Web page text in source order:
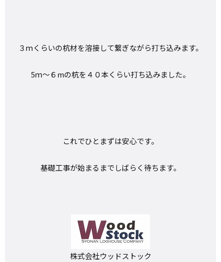
３ｍくらいの杭材を溶接して繋ぎながら打ち込みます。
5ｍ～６mの杭を４０本くらい打ち込みました。
これでひとまずは安心です。
基礎工事が始まるまでしばらく待ちます。
株式会社ウッドストック